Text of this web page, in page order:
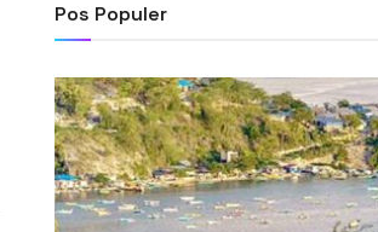
Pos Populer